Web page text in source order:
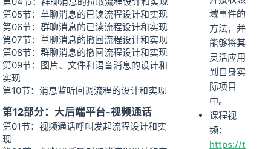
第05节：单聊消息的已读流程设计和实现
第06节：群聊消息的已读流程设计和实现
第07节：单聊消息的撤回流程设计和实现
第08节：群聊消息的撤回流程设计和实现
第09节：图片、文件和语音消息的设计和
实现
第10节：消息监听回调流程的设计和实现
第12部分：大后端平台-视频通话
第01节：视频通话呼叫发起流程设计和实
现
域事件的
方法，并
能够将其
灵活应用
到自身实
际项目
中。
课程视
频：
https://t